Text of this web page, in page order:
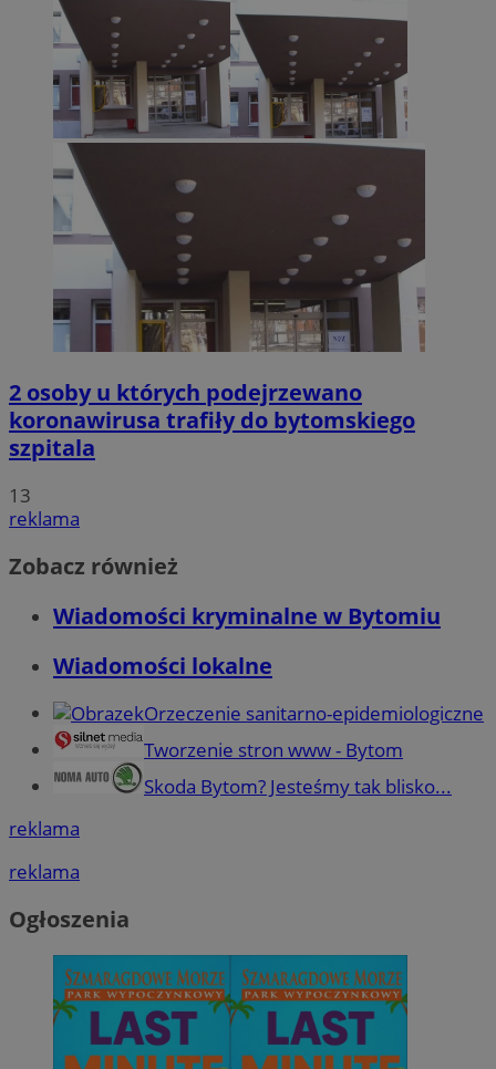
2 osoby u których podejrzewano
koronawirusa trafiły do bytomskiego
szpitala
13
reklama
Zobacz również
Wiadomości kryminalne w Bytomiu
Wiadomości lokalne
Orzeczenie sanitarno-epidemiologiczne
Tworzenie stron www - Bytom
Skoda Bytom? Jesteśmy tak blisko...
reklama
reklama
Ogłoszenia